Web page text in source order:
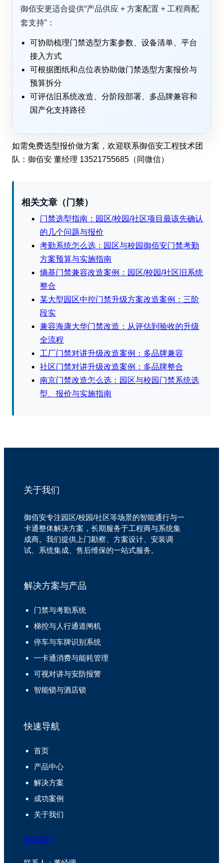
御佰安更适合提供“产品供应 + 方案配置 + 工程商配
套支持”：
可协助梳理门禁选型方案参数、设备清单、平台
接入方式
可根据图纸和点位表协助做门禁选型方案报价与
预算拆分
可评估旧系统改造、分阶段部署、多品牌兼容和
国产化支持路径
如需免费选型报价做方案，欢迎联系御佰安工程技术团
队：御佰安 董经理 13521755685（同微信）
相关文章（门禁）
门禁选型指南：园区/校园/社区项目最该先确认
的几个问题与报价
考勤系统怎么选：园区与校园御佰安门禁考勤
方案预算与实施指南
熵基门禁兼容改造案例：园区/校园/社区旧系统
整合
某大型园区中控门禁升级方案改造案例：三阶
段实
兼容海康大华门禁改造：从评估到验收的升级
全流程
工厂门禁对讲升级改造案例：多品牌兼容
社区门禁对讲升级改造案例：多品牌整合
南京门禁改造怎么选：园区与校园门禁系统选
型、报价与实施指南
关于我们
御佰安专注园区/校园/社区等场景的智能通行与一
卡通整体解决方案，长期服务于工程商与系统集
成商。我们提供上门勘察、方案设计、安装调
试、系统集成、售后维保的一站式服务。
解决方案与产品
门禁与考勤系统
梯控与人行通道闸机
停车与车牌识别系统
一卡通消费与能耗管理
可视对讲与安防报警
智能锁与酒店锁
快速导航
首页
产品中心
解决方案
成功案例
关于我们
联系我们